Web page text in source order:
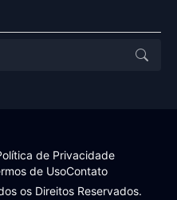
os Direitos Reservados.
de Privacidade
de UsoContato